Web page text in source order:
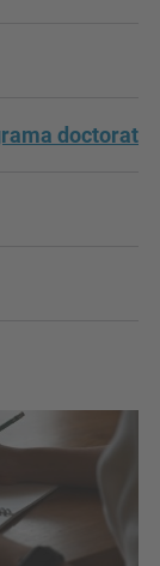
doctorat